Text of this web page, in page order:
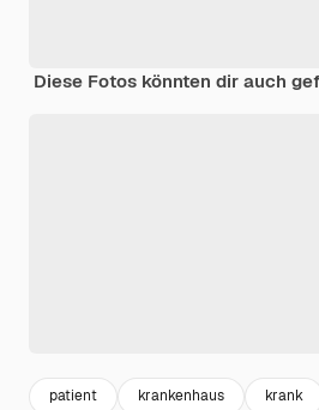
Diese Fotos könnten dir auch
patient krankenhaus krank